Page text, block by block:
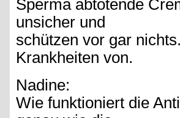
Sperma abtötende
unsicher und
schützen vor gar
Krankheiten von.
Nadine:
Wie funktioniert die